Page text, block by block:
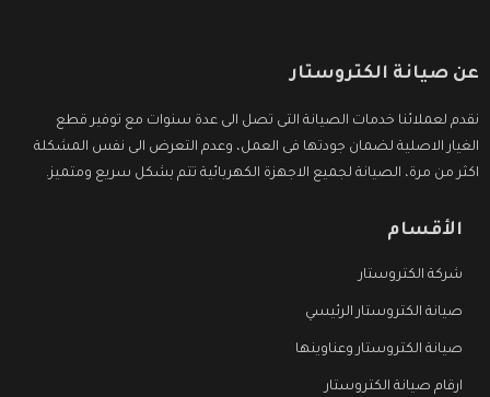
عن صيانة الكتروستار
نقدم لعملائنا خدمات الصيانة التى تصل الى عدة سنوات مع توفير قطع
الغيار الاصلية لضمان جودتها فى العمل، وعدم التعرض الى نفس المشكلة
اكثر من مرة، الصيانة لجميع الاجهزة الكهربائية تتم بشكل سريع ومتميز.
الأقسام
شركة الكتروستار
صيانة الكتروستار الرئيسي
صيانة الكتروستار وعناوينها
ارقام صيانة الكتروستار